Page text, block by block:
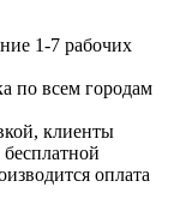
1-7 рабочих
по всем городам
клиенты
бесплатной
оплата